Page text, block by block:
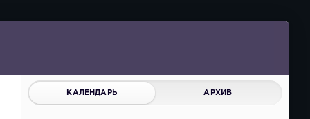
КАЛЕНДАРЬ АРХИВ